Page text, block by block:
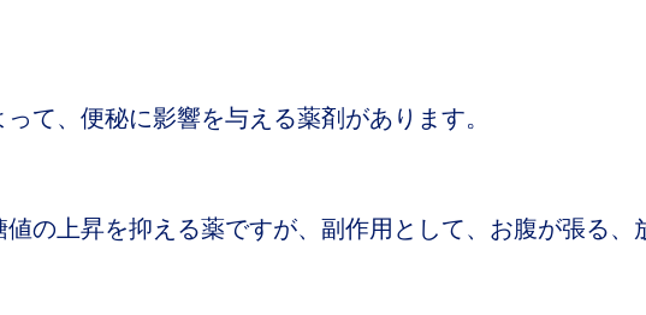
て、便秘に影響を与える薬剤があります。
の上昇を抑える薬ですが、副作用として、お腹が張る、